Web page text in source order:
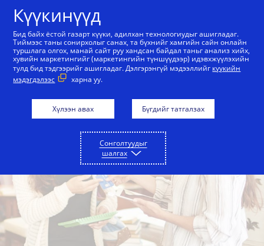
Күүкинүүд
Бид байх ёстой газарт күүки, адилхан технологиудыг ашигладаг.
Тиймээс таны сонирхолыг санах, та бүхнийг хамгийн сайн онлайн
туршлага олгох, манай сайт руу хандсан байдал таньг анализ хийх,
хувийн маркетингийг (маркетингийн түншүүдээр) идэвхжүүлэхийн
тулд бид тэдгээрийг ашигладаг. Дэлгэрэнгүй мэдээллийг күүкийн
мэдэгдэлээс
харна уу.
Хүлээн авах Бүгдийг татгалзах
Сонголтуудыг
шалгах